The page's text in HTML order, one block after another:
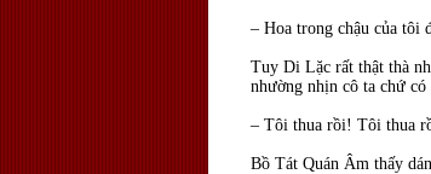
– Hoa trong chậu của tôi
Tuy Di Lặc rất thật thà
nhường nhịn cô ta chứ
– Tôi thua rồi! Tôi thua
Bồ Tát Quán Âm thấy